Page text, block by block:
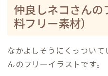
仲良しネコさん
料フリー素材）
なかよしそうにくっつい
んのフリーイラストです。